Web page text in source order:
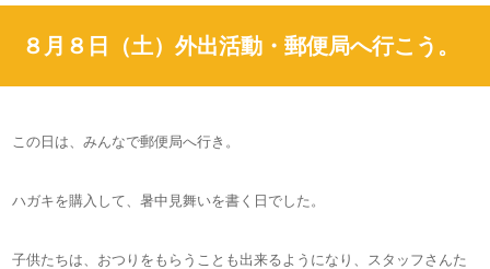
８月８日（土）外出活動・郵便局へ行こう。
この日は、みんなで郵便局へ行き。
ハガキを購入して、暑中見舞いを書く日でした。
子供たちは、おつりをもらうことも出来るようになり、スタッフさんた